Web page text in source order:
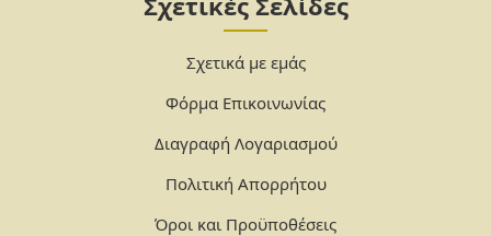
Σχετικά με εμάς
Φόρμα Επικοινωνίας
Διαγραφή Λογαριασμού
Πολιτική Απορρήτου
Όροι και Προϋποθέσεις